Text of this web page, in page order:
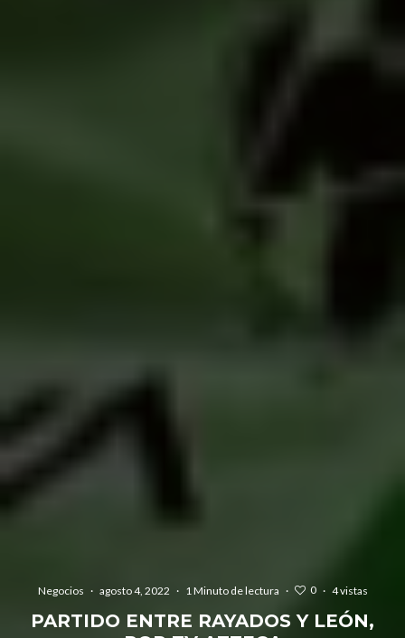
Negocios · agosto 4, 2022 · 1 Minuto de lectura · 0 · 4 vistas
PARTIDO ENTRE RAYADOS Y LEÓN,